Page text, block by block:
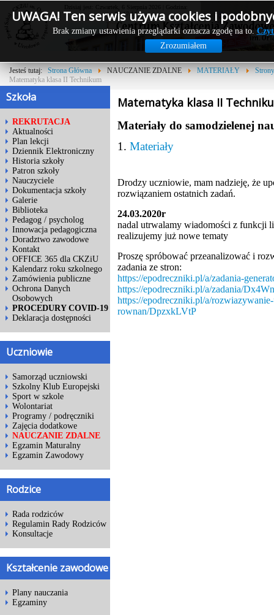
UWAGA! Ten serwis używa cookies i
Brak zmiany ustawienia przeglądarki oznacza zgodę na to.
Zrozumiałem
Dzisiaj jest: Czwartek, 6 Sierpnia 2026 | Godzina:
06:17:14
Jesteś tutaj: Strona Główna NAUCZANIE ZDALNE MATERIAŁY
Strony
Matematyka klasa II Technikum
Szkoła
REKRUTACJA
Aktualności
Plan lekcji
Dziennik Elektroniczny
Historia szkoły
Patron szkoły
Nauczyciele
Dokumentacja szkoły
Galerie
Biblioteka
Pedagog / psycholog
Innowacja pedagogiczna
Doradztwo zawodowe
Kontakt
OFFICE 365 dla CKZiU
Kalendarz roku szkolnego
Zamówienia publiczne
Ochrona Danych
Osobowych
PROCEDURY COVID-19
Deklaracja dostępności
Uczniowie
Samorząd uczniowski
Szkolny Klub Europejski
Sport w szkole
Wolontariat
Programy / podręczniki
Zajęcia dodatkowe
NAUCZANIE ZDALNE
Egzamin Maturalny
Egzamin Zawodowy
Rodzice
Rada rodziców
Regulamin Rady Rodziców
Konsultacje
Kształcenie zawodowe
Plany nauczania
Egzaminy
Matematyka klasa II
Materiały do samodzielenej
1. Materiały
Drodzy uczniowie, mam nadzieję, że
rozwiązaniem ostatnich zadań.
24.03.2020r
nadal utrwalamy wiadomości z funkcji
realizujemy już nowe tematy
Proszę spróbować przeanalizować i
zadania ze stron:
https://epodreczniki.pl/a/zadania-
https://epodreczniki.pl/a/zadania/
https://epodreczniki.pl/a/
rownan/DpzxkLVtP